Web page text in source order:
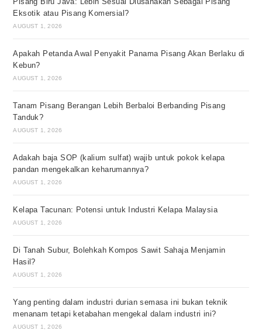
Eksotik atau Pisang Komersial?
AUGUST 1, 2026
Apakah Petanda Awal Penyakit Panama Pisang Akan Berlaku di
Kebun?
AUGUST 1, 2026
Tanam Pisang Berangan Lebih Berbaloi Berbanding Pisang
Tanduk?
AUGUST 1, 2026
Adakah baja SOP (kalium sulfat) wajib untuk pokok kelapa
pandan mengekalkan keharumannya?
AUGUST 1, 2026
Kelapa Tacunan: Potensi untuk Industri Kelapa Malaysia
AUGUST 1, 2026
Di Tanah Subur, Bolehkah Kompos Sawit Sahaja Menjamin
Hasil?
AUGUST 1, 2026
Yang penting dalam industri durian semasa ini bukan teknik
menanam tetapi ketabahan mengekal dalam industri ini?
AUGUST 1, 2026